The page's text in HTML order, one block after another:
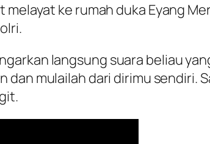
melayat ke rumah duka Eyang
langsung suara beliau
dan mulailah dari dirimu sendiri.